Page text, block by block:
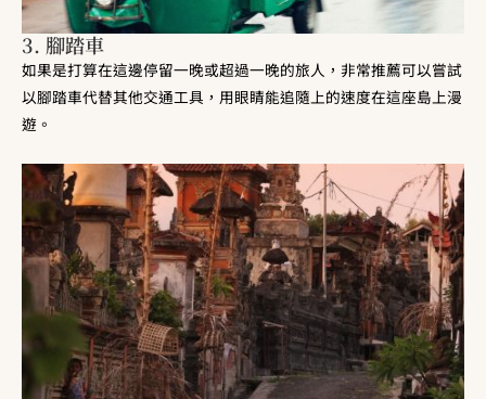
3. 腳踏車
如果是打算在這邊停留一晚或超過一晚的旅人，非常推薦可以嘗試
以腳踏車代替其他交通工具，用眼睛能追隨上的速度在這座島上漫
遊。